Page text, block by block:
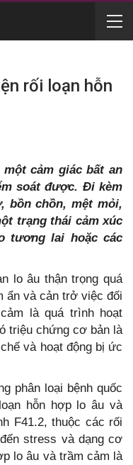
rối loạn hỗn
cảm giác bất an
soát được. Đi kèm
bồn chồn, mệt mỏi,
trạng thái cảm xúc
tương lai hoặc các
lo âu thận trọng quá
ẩn và cản trở việc đối
là quá trình hoạt
triệu chứng cơ bản là
và hoạt động bị ức
phân loại bệnh quốc
hỗn hợp lo âu và
F41.2, thuộc các rối
stress và dạng cơ
lo âu và trầm cảm là